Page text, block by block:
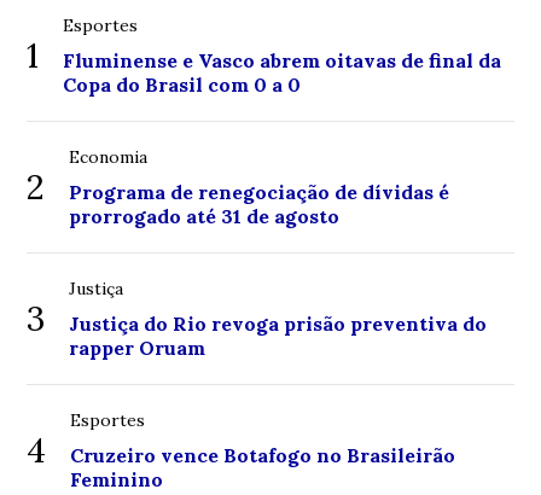
1
Esportes
Fluminense e Vasco abrem oitavas de final da
Copa do Brasil com 0 a 0
2
Economia
Programa de renegociação de dívidas é
prorrogado até 31 de agosto
3
Justiça
Justiça do Rio revoga prisão preventiva do
rapper Oruam
4
Esportes
Cruzeiro vence Botafogo no Brasileirão
Feminino